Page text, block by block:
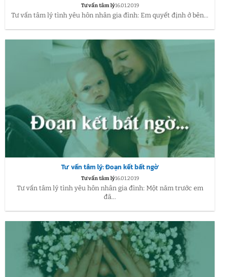
Tư vấn tâm lý16.01.2019
Tư vấn tâm lý tình yêu hôn nhân gia đình: Em quyết định ở bên...
Tư vấn tâm lý: Đoạn kết bất ngờ
Tư vấn tâm lý16.01.2019
Tư vấn tâm lý tình yêu hôn nhân gia đình: Một năm trước em
đã...